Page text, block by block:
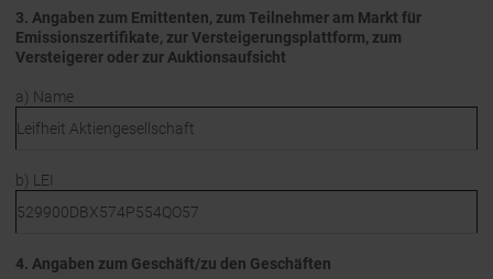
3. Angaben zum Emittenten, zum Teilnehmer am Markt für
Emissionszertifikate, zur Versteigerungsplattform, zum
Versteigerer oder zur Auktionsaufsicht
a) Name
Leifheit Aktiengesellschaft
b) LEI
529900DBX574P554QO57
4. Angaben zum Geschäft/zu den Geschäften